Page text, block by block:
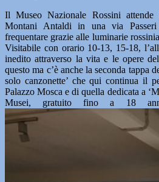
Il Museo Nazionale Rossini
Montani Antaldi in una via
frequentare grazie alle luminarie
Visitabile con orario 10-13, 15-18,
inedito attraverso la vita e le opere del
questo ma c’è anche la seconda tappa
solo canzonette’ che qui continua il
Palazzo Mosca e di quella dedicata a
Musei, gratuito fino a 18